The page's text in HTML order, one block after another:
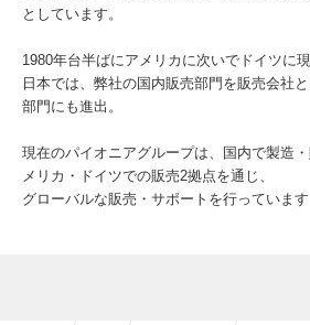
としています。
1980年台半ばにアメリカに次いでドイツに
日本では、弊社の国内販売部門を販売会社
部門にも進出。
現在のパイオニアグループは、国内で製造
メリカ・ドイツでの販売2拠点を通じ、
グローバルな販売・サポートを行っています